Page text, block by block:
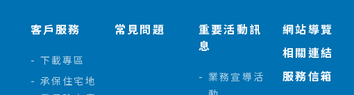
客戶服務
下載專區
承保住宅地
常見問題
重要活動訊
息
業務宣導活
網站導覽
相關連結
服務信箱